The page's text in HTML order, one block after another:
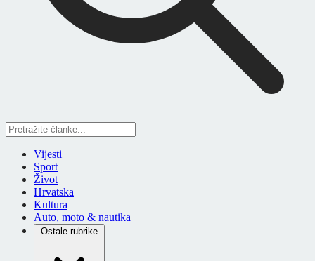
Vijesti
Sport
Život
Hrvatska
Kultura
Auto, moto & nautika
Ostale rubrike